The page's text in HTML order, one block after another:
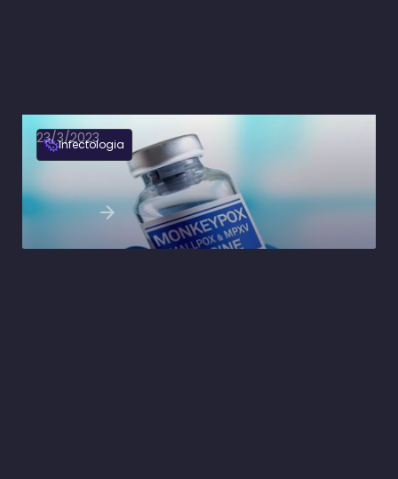
Infectologia
23/3/2023
Varíola dos macacos: saiba tudo sobre a nova